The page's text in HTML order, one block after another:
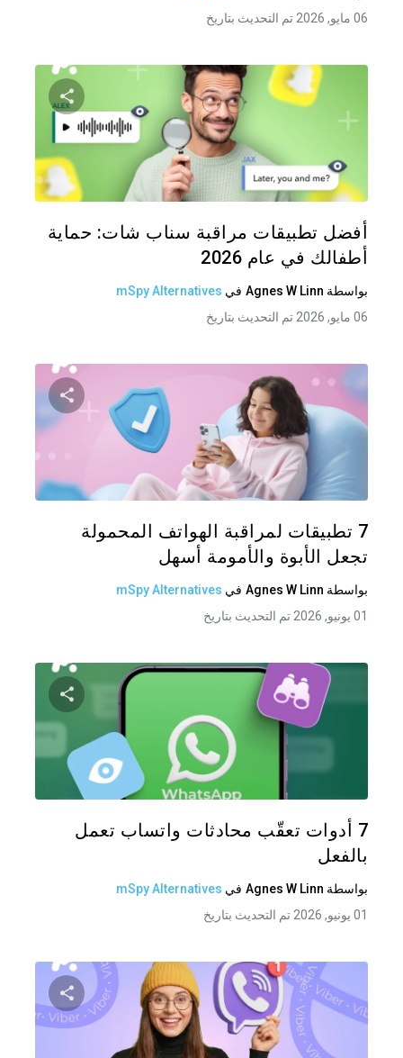
06 مايو, 2026 تم التحديث بتاريخ
شارك
أفضل تطبيقات مراقبة سناب شات: حماية
أطفالك في عام 2026
بواسطة Agnes W Linn في mSpy Alternatives
06 مايو, 2026 تم التحديث بتاريخ
شارك
7 تطبيقات لمراقبة الهواتف المحمولة
تجعل الأبوة والأمومة أسهل
بواسطة Agnes W Linn في mSpy Alternatives
01 يونيو, 2026 تم التحديث بتاريخ
7 أدوات تعقّب محادثات واتساب تعمل
بالفعل
بواسطة Agnes W Linn في mSpy Alternatives
01 يونيو, 2026 تم التحديث بتاريخ
شارك